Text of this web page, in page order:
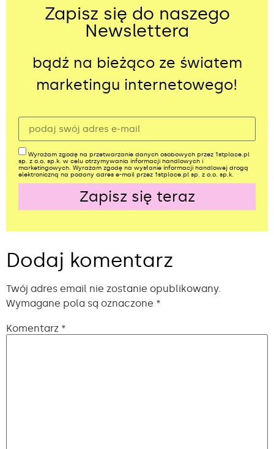
Zapisz się do naszego
Newslettera
bądź na bieżąco ze światem
marketingu internetowego!
Wyrażam zgodę na przetwarzanie danych osobowych przez 1stplace.pl
sp. z o.o. sp.k. w celu otrzymywania informacji handlowych i
marketingowych. Wyrażam zgodę na wysłanie informacji handlowej drogą
elektroniczną na podany adres e-mail przez 1stplace.pl sp. z o.o. sp.k.
Zapisz się teraz
Dodaj komentarz
Twój adres email nie zostanie opublikowany.
Wymagane pola są oznaczone *
Komentarz *